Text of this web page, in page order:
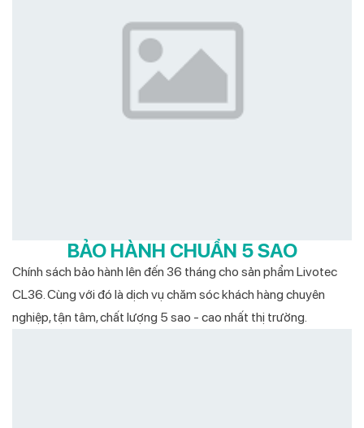
BẢO HÀNH CHUẨN 5 SAO
Chính sách bảo hành lên đến 36 tháng cho sản phẩm Livotec
CL36. Cùng với đó là dịch vụ chăm sóc khách hàng chuyên
nghiệp, tận tâm, chất lượng 5 sao - cao nhất thị trường.